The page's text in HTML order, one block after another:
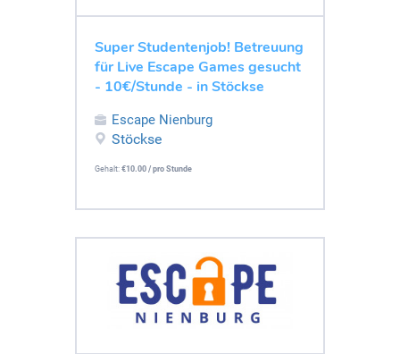
Super Studentenjob! Betreuung
für Live Escape Games gesucht
- 10€/Stunde - in Stöckse
Escape Nienburg
Stöckse
Gehalt: €10.00 / pro Stunde